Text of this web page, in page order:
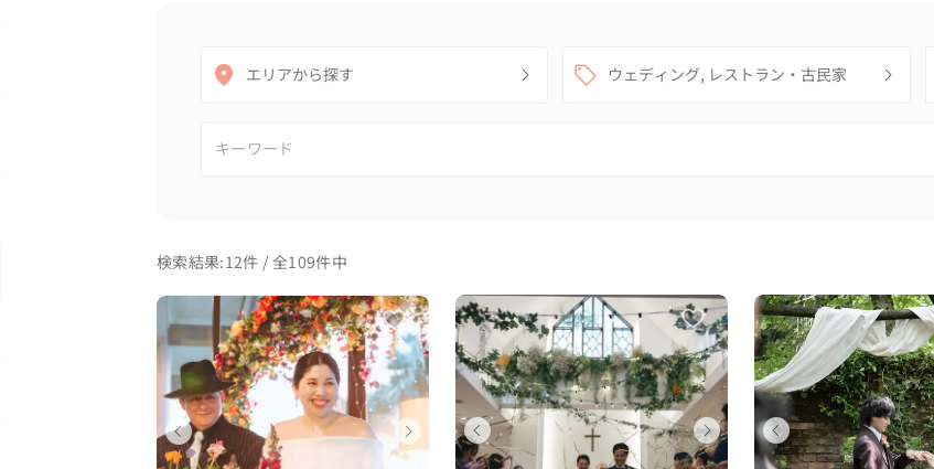
エリアから探す ウェディング, レストラン・古民家
検索結果:12件 / 全109件中
ウェディング
ウェディング
ウェディング
ウェディング
ウェディング
ウェディング
ウェディング
ウェディング
ウェディング
ウェディング
ウェディング